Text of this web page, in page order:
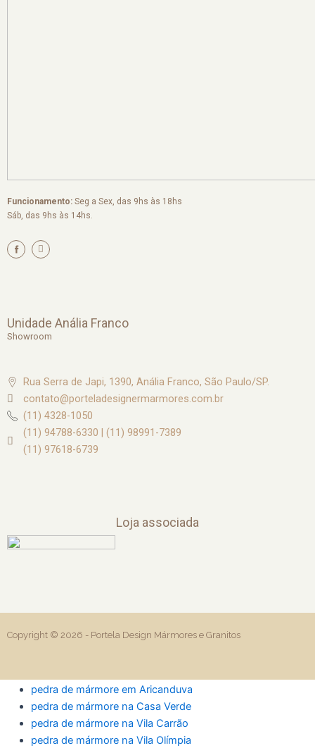
Funcionamento: Seg a Sex, das 9hs às 18hs
Sáb, das 9hs às 14hs.
I
n
s
m
Unidade Anália Franco
Showroom
Rua Serra de Japi, 1390, Anália Franco, São Paulo/SP.
contato@porteladesignermarmores.com.br
(11) 4328-1050
(11) 94788-6330 | (11) 98991-7389
(11) 97618-6739
Loja associada
Copyright © 2026 - Portela Design Mármores e Granitos
pedra de mármore em Aricanduva
pedra de mármore na Casa Verde
pedra de mármore na Vila Carrão
pedra de mármore na Vila Olímpia